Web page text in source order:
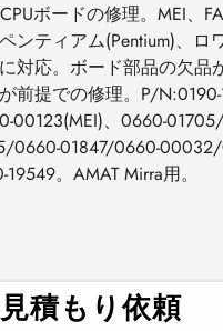
ボードの修理。MEI、
ンティアム(Pentium)、ロ
対応。ボード部品の欠品
前提での修理。P/
00123(MEI)、0660-01705/
0660-01847/0660-
。AMAT Mirra用。
積もり依頼